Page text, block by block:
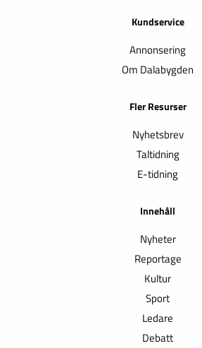
Kundservice
Annonsering
Om Dalabygden
Fler Resurser
Nyhetsbrev
Taltidning
E-tidning
Innehåll
Nyheter
Reportage
Kultur
Sport
Ledare
Debatt